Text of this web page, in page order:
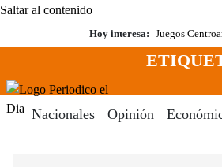
Saltar al contenido
Hoy interesa: Juegos
Menú
Nacionales Opinión